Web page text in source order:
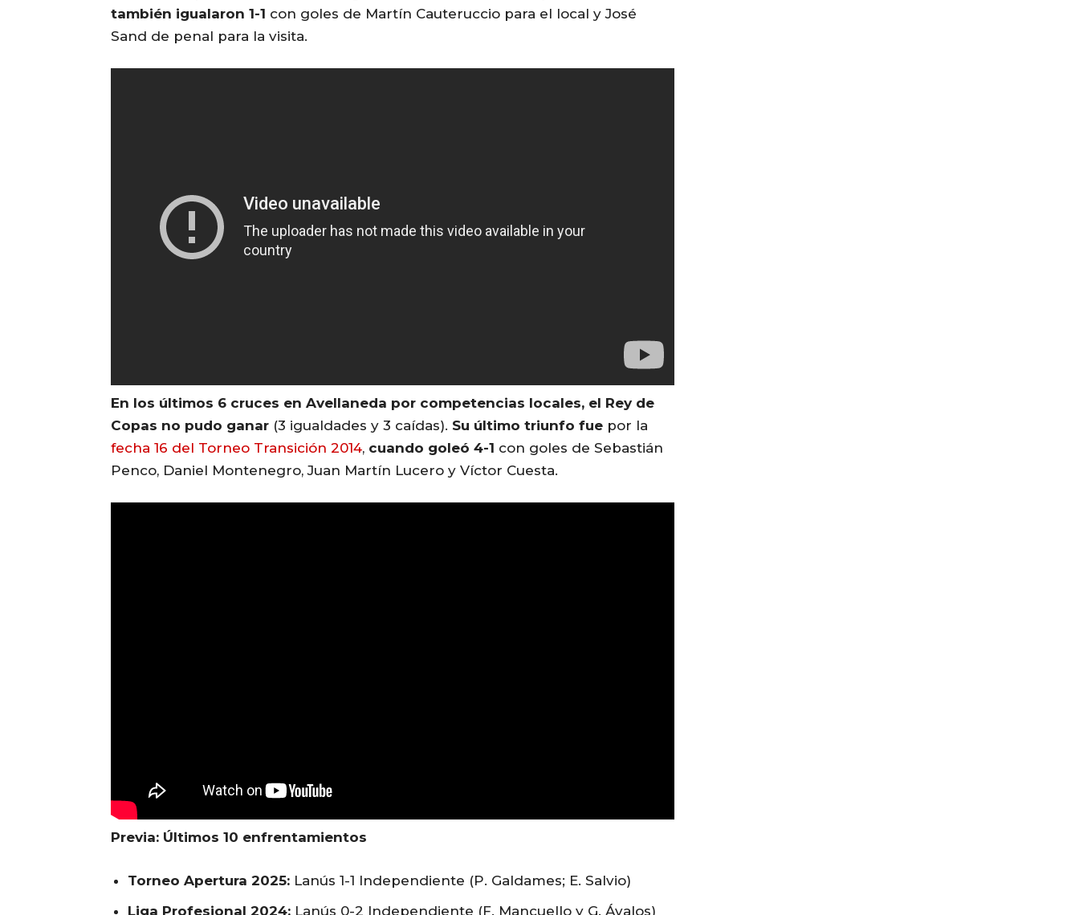
también igualaron 1-1 con goles de Martín Cauteruccio para el local y José
Sand de penal para la visita.
En los últimos 6 cruces en Avellaneda por competencias locales, el Rey de
Copas no pudo ganar (3 igualdades y 3 caídas). Su último triunfo fue por la
fecha 16 del Torneo Transición 2014, cuando goleó 4-1 con goles de Sebastián
Penco, Daniel Montenegro, Juan Martín Lucero y Víctor Cuesta.
Previa: Últimos 10 enfrentamientos
Torneo Apertura 2025: Lanús 1-1 Independiente (P. Galdames; E. Salvio)
Liga Profesional 2024: Lanús 0-2 Independiente (F. Mancuello y G. Ávalos)